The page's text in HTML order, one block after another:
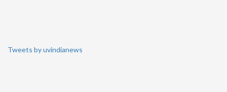
Tweets by uvindianews